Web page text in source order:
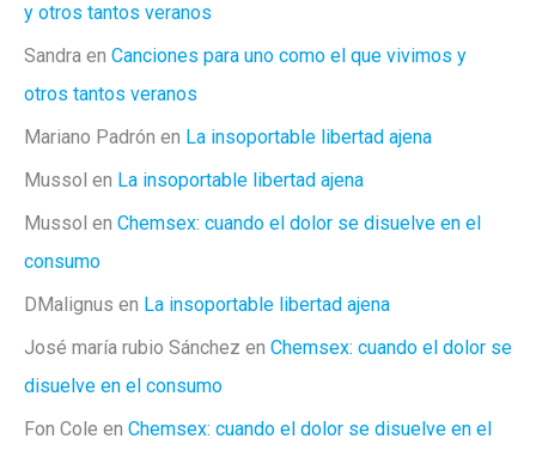
y otros tantos veranos
Sandra en Canciones para uno como el que vivimos y
otros tantos veranos
Mariano Padrón en La insoportable libertad ajena
Mussol en La insoportable libertad ajena
Mussol en Chemsex: cuando el dolor se disuelve en el
consumo
DMalignus en La insoportable libertad ajena
José maría rubio Sánchez en Chemsex: cuando el dolor se
disuelve en el consumo
Fon Cole en Chemsex: cuando el dolor se disuelve en el